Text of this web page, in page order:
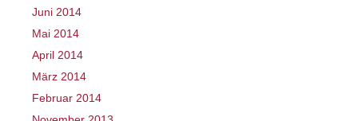
Juni 2014
Mai 2014
April 2014
März 2014
Februar 2014